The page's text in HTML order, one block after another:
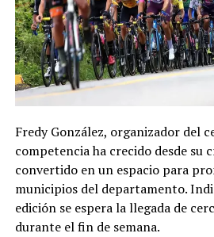
Fredy González, organizador del
competencia ha crecido desde su
convertido en un espacio para
municipios del departamento.
edición se espera la llegada de
durante el fin de semana.